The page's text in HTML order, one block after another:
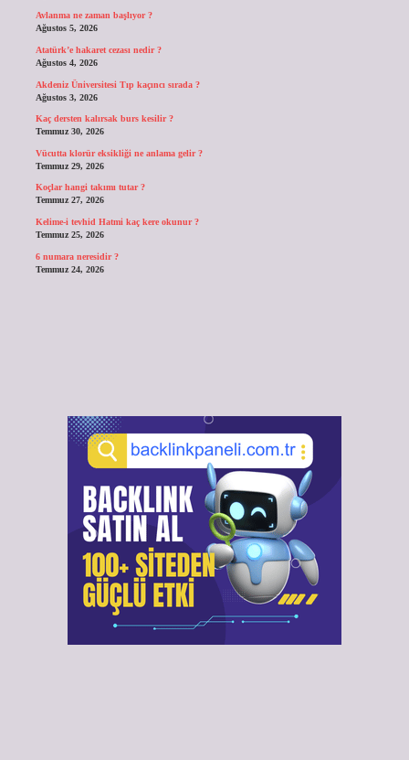
Avlanma ne zaman başlıyor ?
Ağustos 5, 2026
Atatürk’e hakaret cezası nedir ?
Ağustos 4, 2026
Akdeniz Üniversitesi Tıp kaçıncı sırada ?
Ağustos 3, 2026
Kaç dersten kalırsak burs kesilir ?
Temmuz 30, 2026
Vücutta klorür eksikliği ne anlama gelir ?
Temmuz 29, 2026
Koçlar hangi takımı tutar ?
Temmuz 27, 2026
Kelime-i tevhid Hatmi kaç kere okunur ?
Temmuz 25, 2026
6 numara neresidir ?
Temmuz 24, 2026